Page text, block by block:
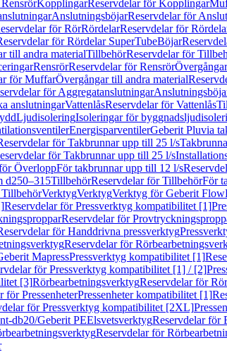
KopplingarReservdelar för Kopplingar
AnslutningsböjarReservdelar för
för RörRördelarReservdelar för
för Rördelar SuperTubeBöjar
till andra materialTillbehörReservdelar för
RensrörReservdelar för RensrörÖvergångar
för MuffarÖvergångar till andra material
för Aggregatanslutningar
anslutningarVattenlåsReservdelar för Vattenlås
LjudisoleringIsoleringar för
EnergisparventilerGeberit Pluvia
för Takbrunnar upp till 25 l/s
för Takbrunnar upp till 25 l/s
ÖverloppFör takbrunnar upp till 12 l/s
d250–315TillbehörReservdelar för TillbehörFör
VerktygVerktygVerktyg för Geberit
Reservdelar för Pressverktyg kompatibilitet [1]
Reservdelar för
för Handdrivna pressverktyg
Reservdelar för
MapressPressverktyg kompatibilitet [1]
för Pressverktyg kompatibilitet [1] / [2]
[3]RörbearbetningsverktygReservdelar för
för PressenheterPressenheter kompatibilitet [1]
för Pressverktyg kompatibilitet [2XL]
db20/Geberit PEElsvetsverktygReservdelar för
Reservdelar för